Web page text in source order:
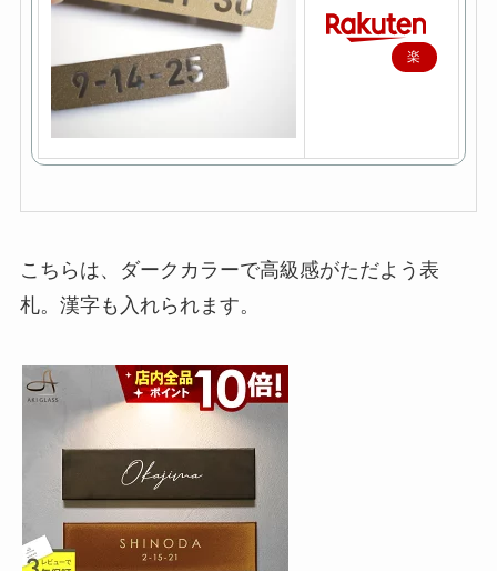
楽
こちらは、ダークカラーで高級感がただよう表
札。漢字も入れられます。